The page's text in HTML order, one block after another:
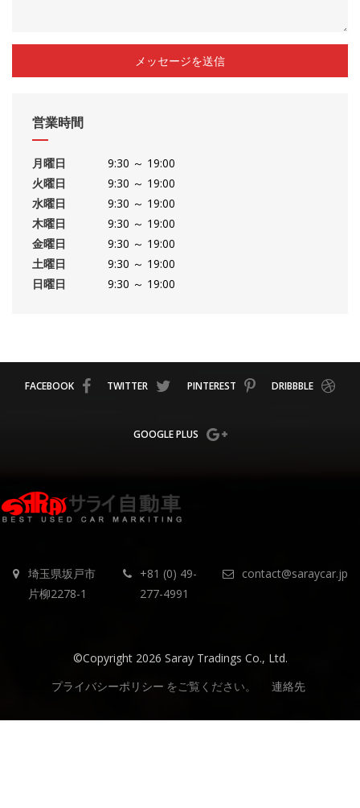
メッセージを送信
営業時間
月曜日
9:30 ～ 19:00
火曜日
9:30 ～ 19:00
水曜日
9:30 ～ 19:00
木曜日
9:30 ～ 19:00
金曜日
9:30 ～ 19:00
土曜日
9:30 ～ 19:00
日曜日
9:30 ～ 19:00
FACEBOOK TWITTER PINTEREST DRIBBBLE
GOOGLE PLUS
埼玉県坂戸市
片柳2278-1
+81 (0) 49-
277-4991
contact@saraycar.jp
©Copyright 2026 Saray Tradings Co., Ltd.
プライバシーポリシー をご覧ください。 連絡先